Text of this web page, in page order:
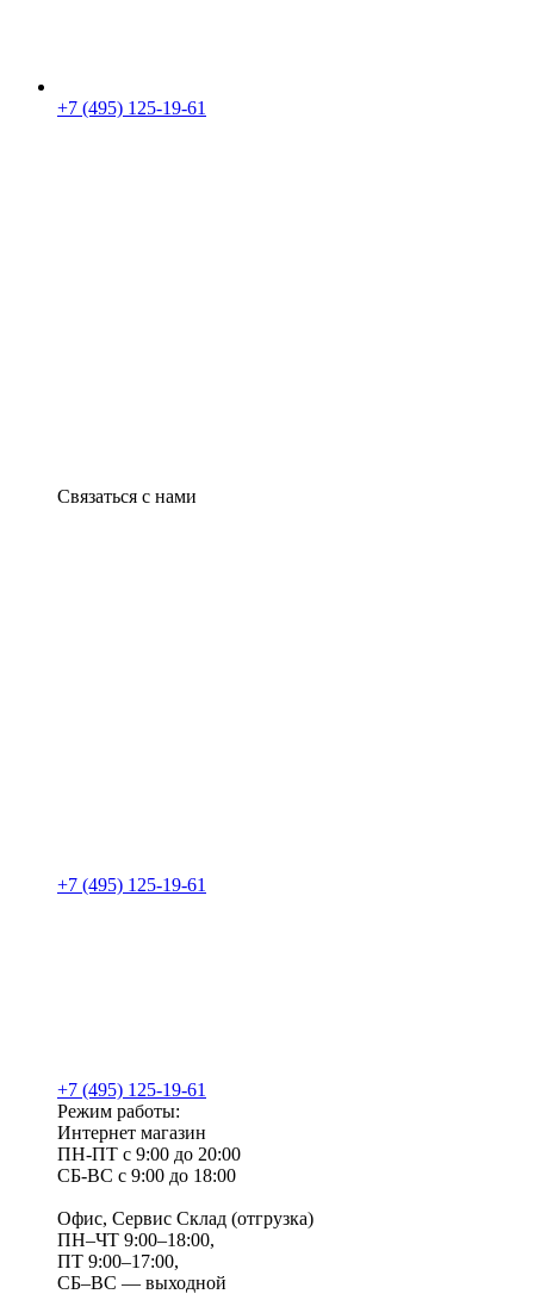
+7 (495) 125-19-61
Связаться с нами
+7 (495) 125-19-61
+7 (495) 125-19-61
Режим работы:
Интернет магазин
ПН-ПТ с 9:00 до 20:00
СБ-ВС с 9:00 до 18:00
Офис, Сервис Склад (отгрузка)
ПН–ЧТ 9:00–18:00,
ПТ 9:00–17:00,
СБ–ВС — выходной